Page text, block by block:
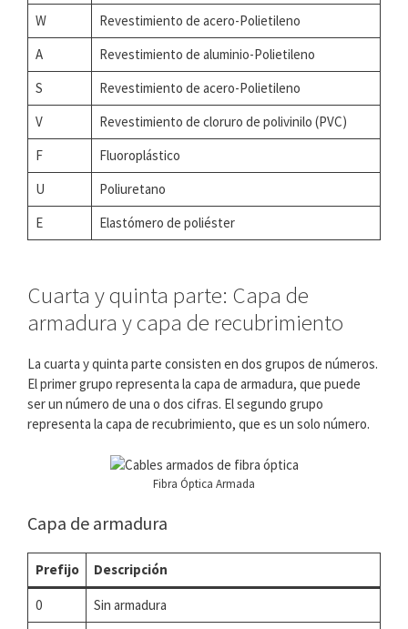
W
Revestimiento de acero-Polietileno
A
Revestimiento de aluminio-Polietileno
S
Revestimiento de acero-Polietileno
V
Revestimiento de cloruro de polivinilo (PVC)
F
Fluoroplástico
U
Poliuretano
E
Elastómero de poliéster
Cuarta y quinta parte: Capa de
armadura y capa de recubrimiento
La cuarta y quinta parte consisten en dos grupos de números.
El primer grupo representa la capa de armadura, que puede
ser un número de una o dos cifras. El segundo grupo
representa la capa de recubrimiento, que es un solo número.
Fibra Óptica Armada
Capa de armadura
Prefijo Descripción
0
Sin armadura